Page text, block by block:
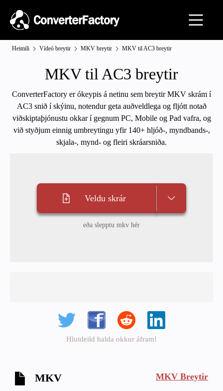
Heimili Vídeó breytir MKV breytir MKV til AC3 breytir
MKV til AC3 breytir
ConverterFactory er ókeypis á netinu sem breytir MKV skrám í
AC3 snið í skýinu, notendur geta auðveldlega og fljótt notað
viðskiptaþjónustu okkar í gegnum PC, Mobile og Pad vafra, og
við styðjum einnig umbreytingu yfir 140+ hljóð-, myndbands-,
skjala-, mynd- og fleiri skráarsniða.
Veldu skrár
eða slepptu mkv hér
Hlutdeild halda okkur áfram!
MKV MKV Breytir